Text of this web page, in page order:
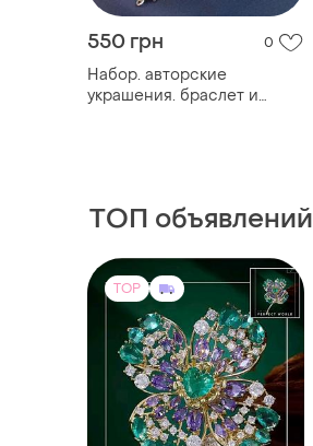
550 грн 0
Набор. авторские
украшения. браслет и
ТОП объявлений
TOP